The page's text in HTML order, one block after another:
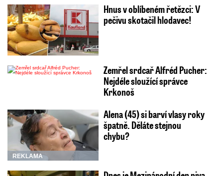
Hnus v oblíbeném řetězci: V
pečivu skotačil hlodavec!
Zemřel srdcař Alfréd Pucher:
Nejdéle sloužící správce
Krkonoš
REKLAMA
Alena (45) si barví vlasy roky
špatně. Děláte stejnou
chybu?